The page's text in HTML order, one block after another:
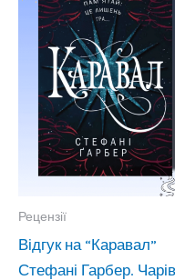
Рецензії
Відгук на “Каравал”
Стефані Гарбер.